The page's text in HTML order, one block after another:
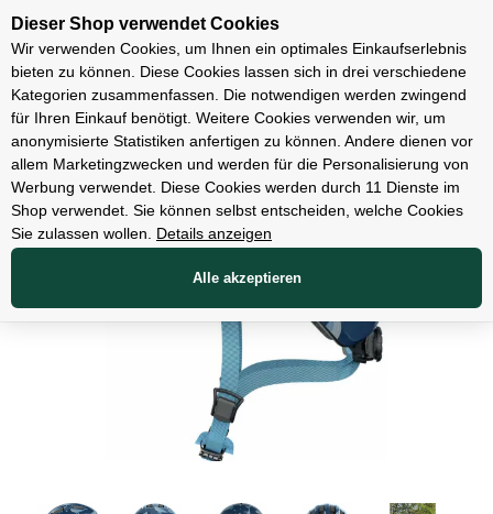
Unsere Filialen
Bekleidung
Dieser Shop verwendet Cookies
Wir verwenden Cookies, um Ihnen ein optimales Einkaufserlebnis
bieten zu können. Diese Cookies lassen sich in drei verschiedene
Kategorien zusammenfassen. Die notwendigen werden zwingend
für Ihren Einkauf benötigt. Weitere Cookies verwenden wir, um
anonymisierte Statistiken anfertigen zu können. Andere dienen vor
allem Marketingzwecken und werden für die Personalisierung von
Werbung verwendet. Diese Cookies werden durch 11 Dienste im
Shop verwendet. Sie können selbst entscheiden, welche Cookies
Sie zulassen wollen.
Details anzeigen
Alle akzeptieren